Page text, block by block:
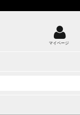
マイページ